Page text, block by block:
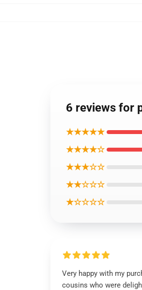
6 reviews for
★★★★★
★★★★☆
★★★☆☆
★★☆☆☆
★☆☆☆☆
Very happy with my
cousins who were